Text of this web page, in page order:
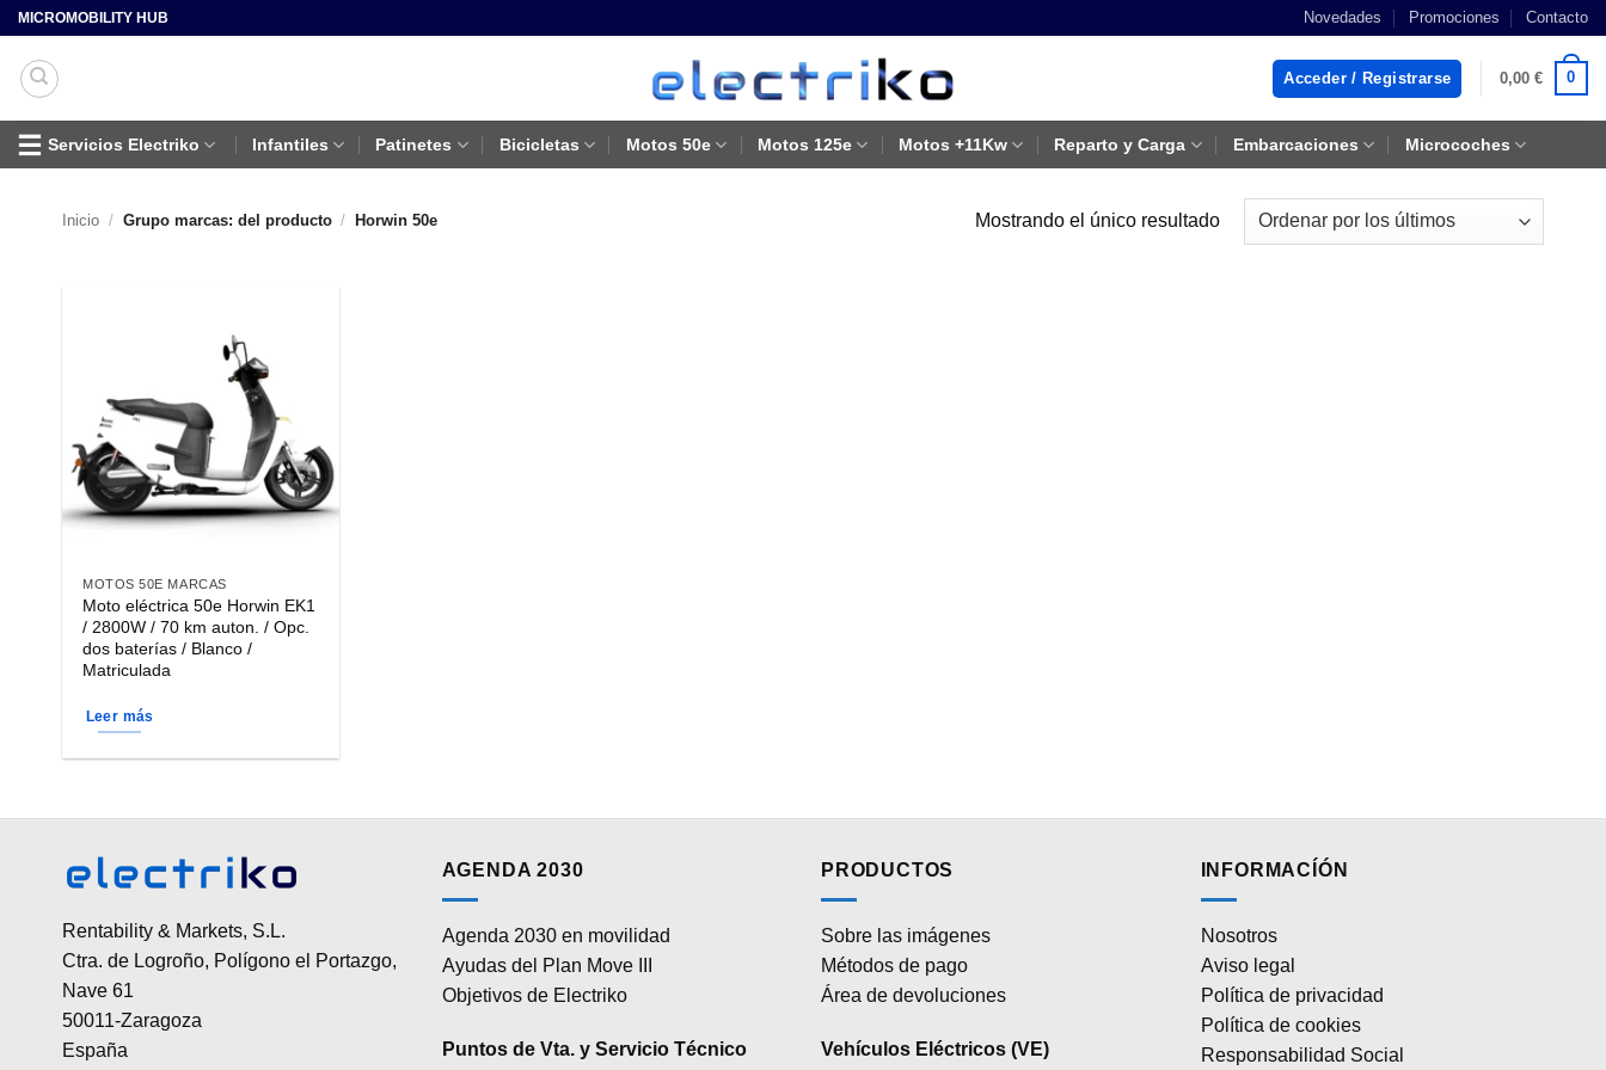
Saltar
contenido
MICROMOBILITY HUB Novedades Promociones Contacto
Acceder / Registrarse 0,00 € 0
Servicios Electriko Infantiles Patinetes Bicicletas Motos 50e Motos 125e Motos +11Kw Reparto y Carga Embarcaciones Microcoches
Inicio / Grupo marcas: del producto / Horwin 50e Mostrando el único resultado
MOTOS 50E MARCAS
Moto eléctrica 50e Horwin EK1
/ 2800W / 70 km auton. / Opc.
dos baterías / Blanco /
Matriculada
Leer más
Rentability & Markets, S.L.
Ctra. de Logroño, Polígono el Portazgo,
Nave 61
50011-Zaragoza
España
AGENDA 2030
Agenda 2030 en movilidad
Ayudas del Plan Move III
Objetivos de Electriko
Puntos de Vta. y Servicio Técnico
PRODUCTOS
Sobre las imágenes
Métodos de pago
Área de devoluciones
Vehículos Eléctricos (VE)
INFORMACÍÓN
Nosotros
Aviso legal
Política de privacidad
Política de cookies
Responsabilidad Social